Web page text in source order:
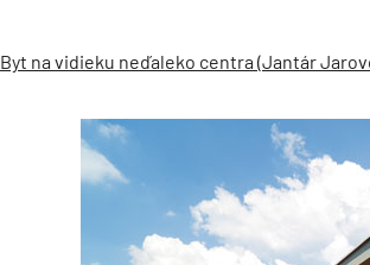
Byt na vidieku neďaleko centra (Jantár